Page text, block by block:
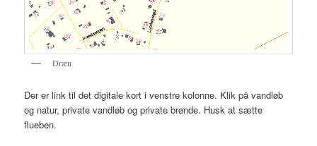
Dræn
Der er link til det digitale kort i venstre kolonne. Klik på vandløb
og natur, private vandløb og private brønde. Husk at sætte
flueben.